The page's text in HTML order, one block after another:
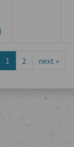
1 2 next »